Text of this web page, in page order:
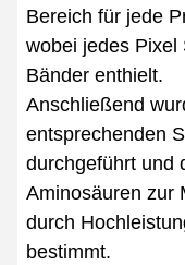
Bereich für jede
wobei jedes Pixel
Bänder enthielt.
Anschließend
entsprechenden
durchgeführt und
Aminosäuren zur
durch
bestimmt.